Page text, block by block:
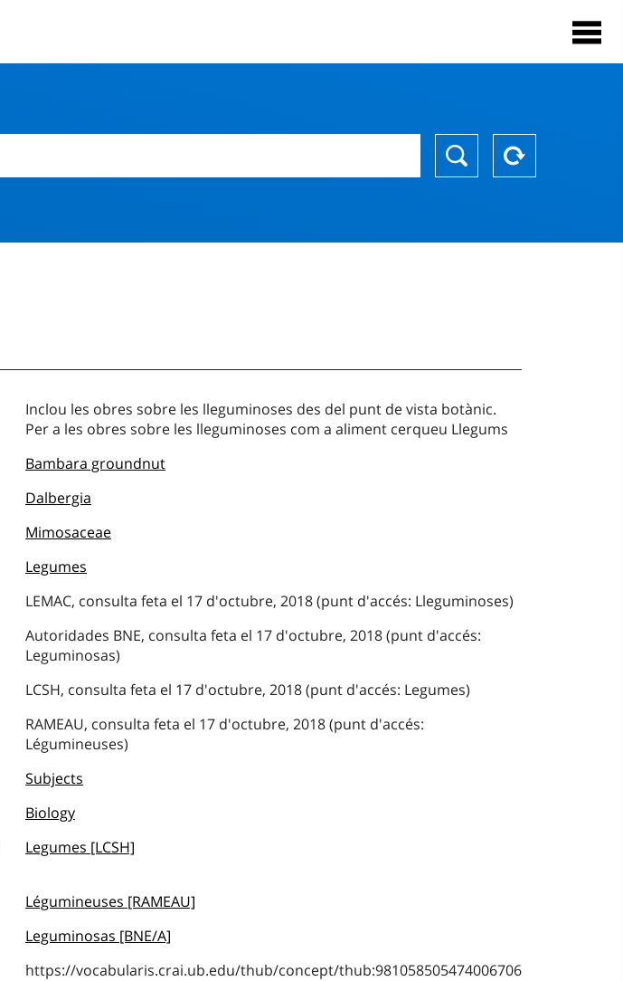
Inclou les obres sobre les lleguminoses des del punt de vista botànic.
Per a les obres sobre les lleguminoses com a aliment cerqueu Llegums
Bambara groundnut
Dalbergia
Mimosaceae
Legumes
LEMAC, consulta feta el 17 d'octubre, 2018 (punt d'accés: Lleguminoses)
Autoridades BNE, consulta feta el 17 d'octubre, 2018 (punt d'accés:
Leguminosas)
LCSH, consulta feta el 17 d'octubre, 2018 (punt d'accés: Legumes)
RAMEAU, consulta feta el 17 d'octubre, 2018 (punt d'accés:
Légumineuses)
Subjects
Biology
Legumes [LCSH]
Légumineuses [RAMEAU]
Leguminosas [BNE/A]
https://vocabularis.crai.ub.edu/thub/concept/thub:981058505474006706